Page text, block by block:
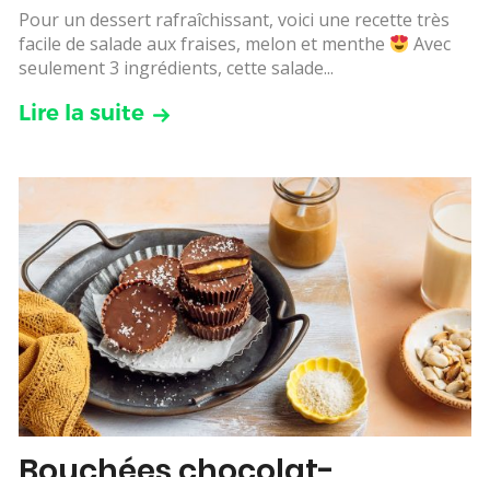
Pour un dessert rafraîchissant, voici une recette très
facile de salade aux fraises, melon et menthe
Avec
seulement 3 ingrédients, cette salade...
Lire la suite